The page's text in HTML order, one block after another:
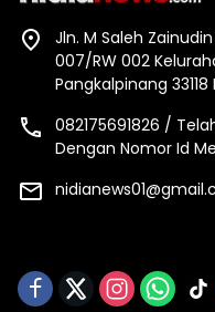
Jln. M Saleh
007/RW 002
Pangkalpinang
082175691826 /
Dengan Nomor Id